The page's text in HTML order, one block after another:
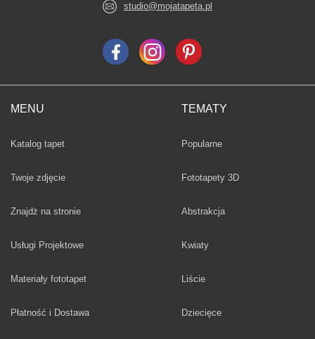
MENU
Katalog tapet
Twoje zdjęcie
Znajdż na stronie
Usługi Projektowe
Materiały fototapet
Płatność i Dostawa
TEMATY
Fototapety
Popularne
Fototapety 3D
Fototapety
Abstrakcja
Fototapety
Kwiaty
Fototapety
Liście
Fototapety
Dziecięce
studio@mojatapeta.pl